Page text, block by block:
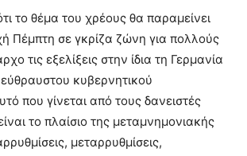
το θέμα του χρέους θα παραμείνει
Πέμπτη σε γκρίζα ζώνη για πολλούς
τις εξελίξεις στην ίδια τη Γερμανία
κυβερνητικού
που γίνεται από τους δανειστές
το πλαίσιο της μεταμνημονιακής
μεταρρυθμίσεις,